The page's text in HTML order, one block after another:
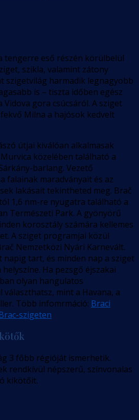
tengerre eső részén körülbelül
szikla, valamint zátony
szigetvilág harmadik legnagyobb
is – tiszta időben egész
Vidova gora csúcsáról. A sziget
Milna a hajósok kedvelt
útjai kiválóan alkalmasak
közelében található a
barlang. Vezető
falainak maradványait és az
lakásait tekintheted meg. Brač
1,6 nm-re nyugatra található a
Természeti Park. A gyönyörű
korosztály számára kellemes
A sziget programjai közül
Nemzetközi Nyári Karnevált.
napig tart, és minden nap a sziget
Ha pezsgő éjszakai
olyan hangulatos
mint a Havana, a
Több infomrmáció: Braci
szigeten
3 főbb régióját ismerhetik.
rendkívül népszerű, színvonalas
kikötőit.